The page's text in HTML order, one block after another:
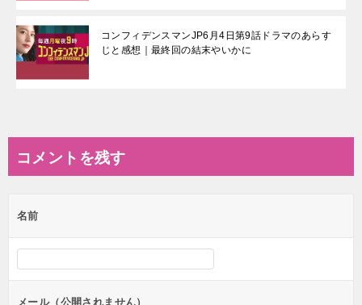
コンフィデンスマンJP6月4日第9話ドラマのあらす
じと感想｜最終回の結末やいかに
コメントを残す
名前
メール（公開されません）